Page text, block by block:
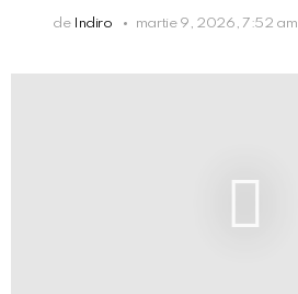
de Indiro martie 9, 2026, 7:52 am